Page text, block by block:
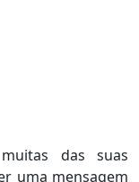
das suas
uma mensagem